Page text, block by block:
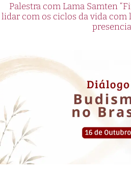
Palestra com Lama Samten
lidar com os ciclos da vida com